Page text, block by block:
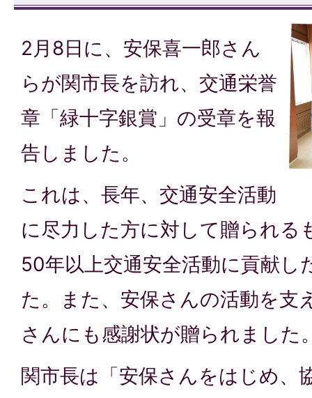
2月8日に、安保喜一郎さん
らが関市長を訪れ、交通栄誉
章「緑十字銀賞」の受章を報
告しました。
これは、長年、交通安全活動
に尽力した方に対して贈られる
50年以上交通安全活動に貢献し
た。また、安保さんの活動を支
さんにも感謝状が贈られました
関市長は「安保さんをはじめ、